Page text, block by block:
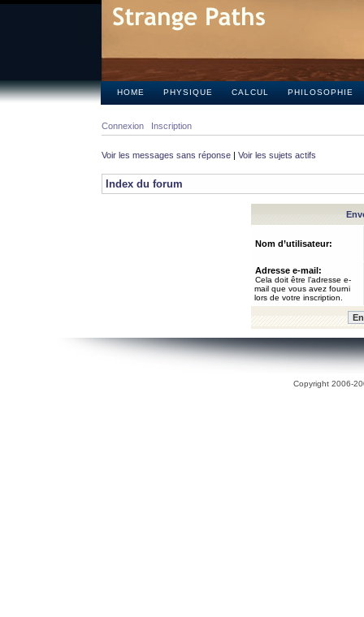
HOME PHYSIQUE CALCUL PHILOSOPHIE
Connexion Inscription
Voir les messages sans réponse | Voir les sujets actifs
Index du forum
Nom d’utilisateur:
Adresse e-mail:
Cela doit être l’adresse e-
mail que vous avez fourni
lors de votre inscription.
Copyright 2006-